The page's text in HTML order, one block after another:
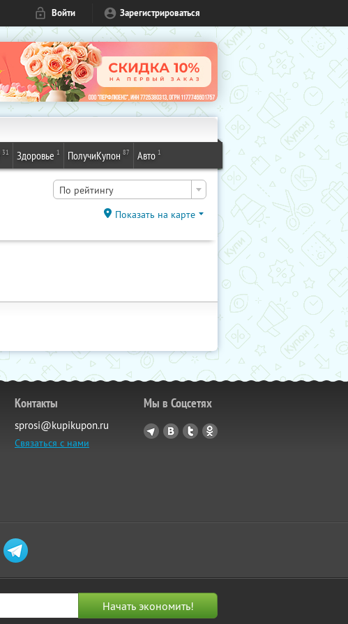
Войти Зарегистрироваться
31 Здоровье 1 ПолучиКупон 87 Авто 1
По рейтингу
Показать на карте
Контакты
sprosi@kupikupon.ru
Связаться с нами
Мы в Соцсетях